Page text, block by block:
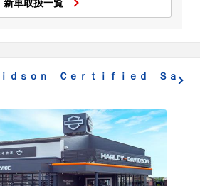
新車取扱一覧
ｉｄｓｏｎ Ｃｅｒｔｉｆｉｅｄ Ｓａ